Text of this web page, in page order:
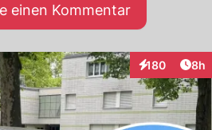
einen Kommentar
180
Interaktionen
8h